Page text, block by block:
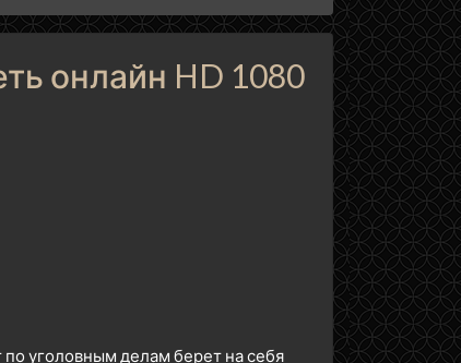
онлайн HD 1080
уголовным делам берет на себя